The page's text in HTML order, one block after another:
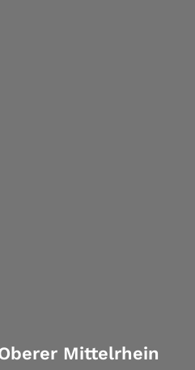
Mittelrhein